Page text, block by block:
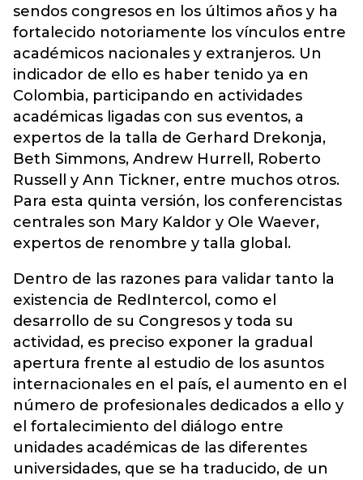
sendos congresos en los últimos años y ha
fortalecido notoriamente los vínculos entre
académicos nacionales y extranjeros. Un
indicador de ello es haber tenido ya en
Colombia, participando en actividades
académicas ligadas con sus eventos, a
expertos de la talla de Gerhard Drekonja,
Beth Simmons, Andrew Hurrell, Roberto
Russell y Ann Tickner, entre muchos otros.
Para esta quinta versión, los conferencistas
centrales son Mary Kaldor y Ole Waever,
expertos de renombre y talla global.
Dentro de las razones para validar tanto la
existencia de RedIntercol, como el
desarrollo de su Congresos y toda su
actividad, es preciso exponer la gradual
apertura frente al estudio de los asuntos
internacionales en el país, el aumento en el
número de profesionales dedicados a ello y
el fortalecimiento del diálogo entre
unidades académicas de las diferentes
universidades, que se ha traducido, de un